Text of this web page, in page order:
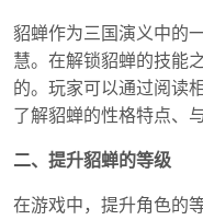
貂蝉作为三国演义中的
慧。在解锁貂蝉的技能
的。玩家可以通过阅读
了解貂蝉的性格特点、
二、提升貂蝉的等级
在游戏中，提升角色的